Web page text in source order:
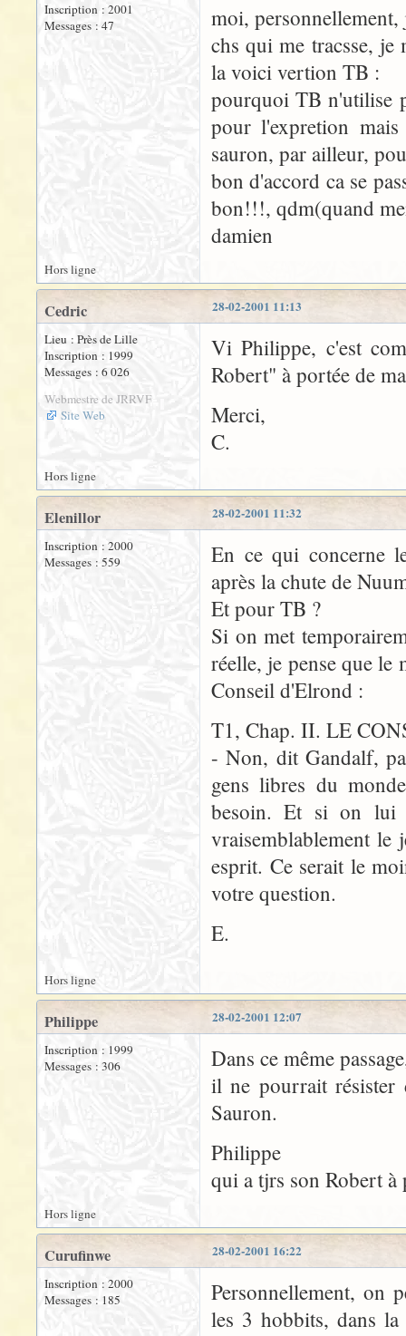
Inscription : 2001
Messages : 47
moi,
chs qui me tracsse, je
la voici vertion TB :
pourquoi TB n'utilise
pour l'expretion
sauron, par ailleur,
bon d'accord ca se
bon!!!, qdm(quand
damien
Hors ligne
28-02-2001 11:13
Cedric
Lieu : Près de Lille
Inscription : 1999
Messages : 6 026
Webmestre de JRRVF
Site Web
Vi Philippe, c'est
Robert" à portée de
Merci,
C.
Hors ligne
28-02-2001 11:32
Elenillor
Inscription : 2000
Messages : 559
En ce qui concerne
après la chute de
Et pour TB ?
Si on met
réelle, je pense que
Conseil d'Elrond :
T1, Chap. II. LE
- Non, dit Gandalf,
gens libres du
besoin. Et si on lui
vraisemblablement le
esprit. Ce serait le
votre question.
E.
Hors ligne
28-02-2001 12:07
Philippe
Inscription : 1999
Messages : 306
Dans ce même
il ne pourrait résister
Sauron.
Philippe
qui a tjrs son Robert
Hors ligne
28-02-2001 16:22
Curufinwe
Inscription : 2000
Messages : 185
Personnellement, on
les 3 hobbits, dans